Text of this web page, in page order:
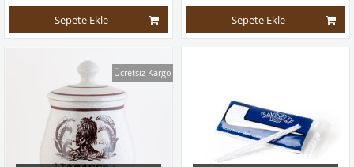
Sepete Ekle
Sepete Ekle
Ücretsiz Kargo